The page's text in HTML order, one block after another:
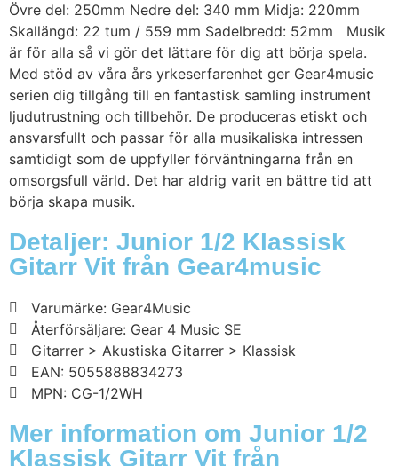
Övre del: 250mm Nedre del: 340 mm Midja: 220mm
Skallängd: 22 tum / 559 mm Sadelbredd: 52mm Musik
är för alla så vi gör det lättare för dig att börja spela.
Med stöd av våra års yrkeserfarenhet ger Gear4music
serien dig tillgång till en fantastisk samling instrument
ljudutrustning och tillbehör. De produceras etiskt och
ansvarsfullt och passar för alla musikaliska intressen
samtidigt som de uppfyller förväntningarna från en
omsorgsfull värld. Det har aldrig varit en bättre tid att
börja skapa musik.
Detaljer: Junior 1/2 Klassisk
Gitarr Vit från Gear4music
Varumärke: Gear4Music
Återförsäljare: Gear 4 Music SE
Gitarrer > Akustiska Gitarrer > Klassisk
EAN: 5055888834273
MPN: CG-1/2WH
Mer information om Junior 1/2
Klassisk Gitarr Vit från